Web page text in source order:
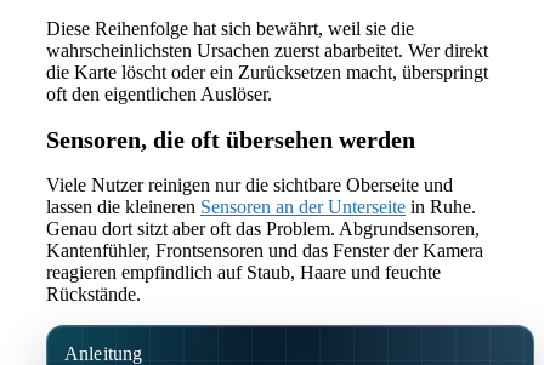
Diese Reihenfolge hat sich bewährt, weil sie die
wahrscheinlichsten Ursachen zuerst abarbeitet. Wer direkt
die Karte löscht oder ein Zurücksetzen macht, überspringt
oft den eigentlichen Auslöser.
Sensoren, die oft übersehen werden
Viele Nutzer reinigen nur die sichtbare Oberseite und
lassen die kleineren Sensoren an der Unterseite in Ruhe.
Genau dort sitzt aber oft das Problem. Abgrundsensoren,
Kantenfühler, Frontsensoren und das Fenster der Kamera
reagieren empfindlich auf Staub, Haare und feuchte
Rückstände.
Anleitung